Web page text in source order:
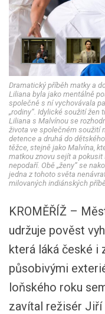
Dramatický příběh matky a
Liliana byla jako mentálně
společně s ní vychovávala
„rodiny“. Idylické soužití
Liliana s Malvínou se
života ve společném soužití
detence a druhá do
těžce, stejně jako Malvína,
matkou znovu sejít a
nepodaří. Obě „ženy“ se
jedna z tohoto světa
milovaných indiánských
KROMĚŘÍŽ –
udržuje pověst
která láká české i
působivými
loňského roku
zavítal režisér Jiří